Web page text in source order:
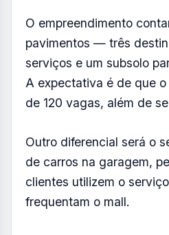
O empreendimento
pavimentos — três
serviços e um subsolo
A expectativa é de que
de 120 vagas, além de
Outro diferencial será o
de carros na garagem,
clientes utilizem o
frequentam o mall.